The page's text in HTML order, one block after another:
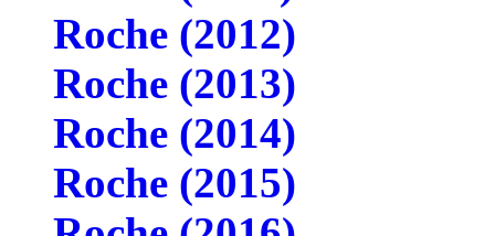
Roche (2012)
Roche (2013)
Roche (2014)
Roche (2015)